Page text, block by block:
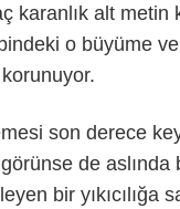
karanlık alt metin
o büyüme
son derece
de aslında
bir yıkıcılığa